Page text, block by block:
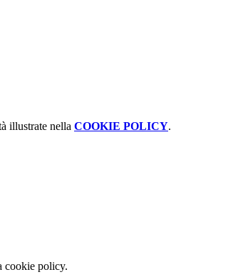
illustrate nella COOKIE POLICY.
cookie policy.